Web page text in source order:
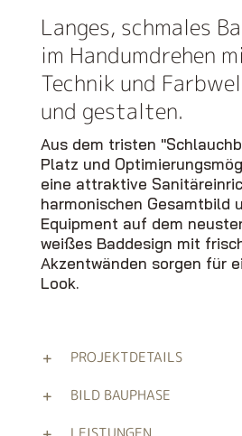
Langes, schmales
im Handumdrehen
Technik und
und gestalten.
Aus dem tristen
Platz und
eine attraktive
harmonischen Gesamtbild
Equipment auf dem
weißes Baddesign mit
Akzentwänden sorgen für
Look.
PROJEKTDETAILS
BILD BAUPHASE